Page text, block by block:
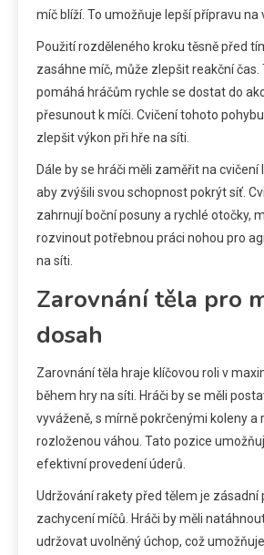
míč blíží. To umožňuje lepší přípravu na
Použití rozděleného kroku těsně před
zasáhne míč, může zlepšit reakční čas.
pomáhá hráčům rychle se dostat do
přesunout k míči. Cvičení tohoto
zlepšit výkon při hře na síti.
Dále by se hráči měli zaměřit na
aby zvýšili svou schopnost pokrýt síť.
zahrnují boční posuny a rychlé otočky,
rozvinout potřebnou práci nohou pro
na síti.
Zarovnání těla pro
dosah
Zarovnání těla hraje klíčovou roli v
během hry na síti. Hráči by se měli
vyváženě, s mírně pokrčenými koleny a
rozloženou váhou. Tato pozice
efektivní provedení úderů.
Udržování rakety před tělem je zásadní
zachycení míčů. Hráči by měli
udržovat uvolněný úchop, což